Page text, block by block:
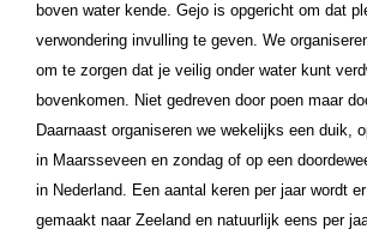
boven water kende. Gejo is opgericht om dat
verwondering invulling te geven. We
om te zorgen dat je veilig onder water kunt
bovenkomen. Niet gedreven door poen maar
Daarnaast organiseren we wekelijks een duik,
in Maarsseveen en zondag of op een
in Nederland. Een aantal keren per jaar wordt
gemaakt naar Zeeland en natuurlijk eens per